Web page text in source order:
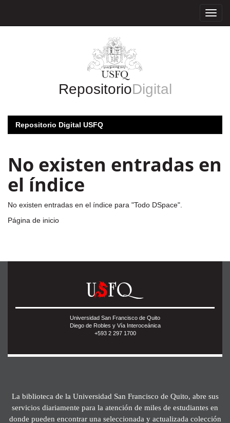
RepositorioDigital
Repositorio Digital USFQ
No existen entradas en
el índice
No existen entradas en el índice para "Todo DSpace".
Página de inicio
Universidad San Francisco de Quito
Diego de Robles y Vía Interoceánica
+593 2 297 1700
La biblioteca de la Universidad San Francisco de Quito, abre sus
servicios diariamente para la atención de miles de estudiantes en
donde pueden encontrar una seleccionada y actualizada colección